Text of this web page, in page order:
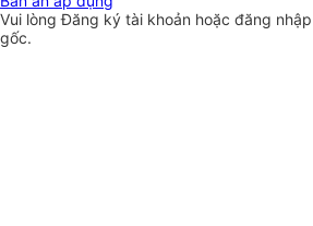
Vui lòngĐăng ký tài khoản hoặc đăng nhập
gốc.